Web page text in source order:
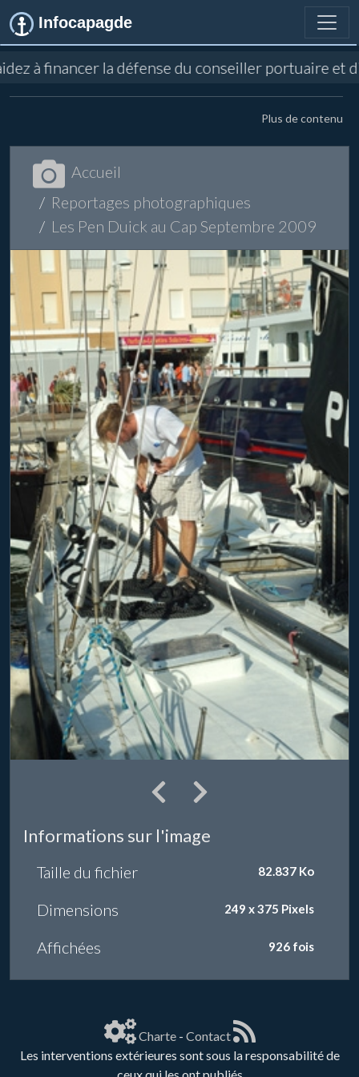
Infocapagde
à financer la défense du conseiller portuaire et
Plus de contenu
Accueil
Reportages photographiques
Les Pen Duick au Cap Septembre 2009
Informations sur l'image
Taille du fichier 82.837 Ko
Dimensions 249 x 375 Pixels
Affichées 926 fois
Charte- Contact
Les interventions extérieures sont sous la responsabilité de
ceux qui les ont publiés